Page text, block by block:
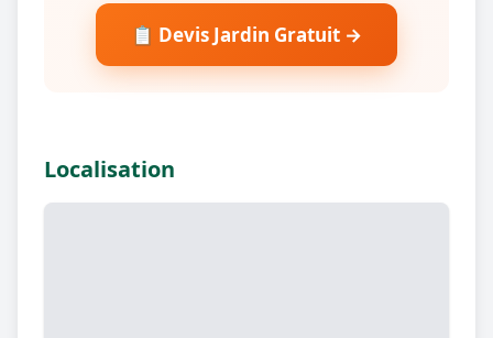
📋 Devis Jardin Gratuit →
Localisation